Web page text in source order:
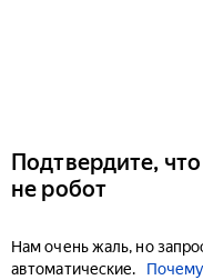
Подтвердите,
не робот
Нам очень жаль, но
автоматические.